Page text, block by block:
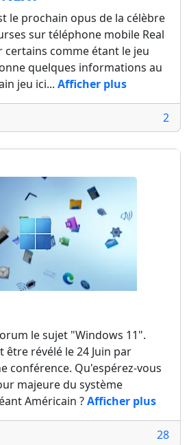
le prochain opus de la célèbre
sur téléphone mobile Real
certains comme étant le jeu
quelques informations au
jeu ici... Afficher plus
2
le sujet "Windows 11".
être révélé le 24 Juin par
conférence. Qu'espérez-vous
majeure du système
Américain ?Afficher plus
28